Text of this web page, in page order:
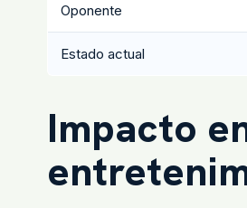
Oponente
Estado actual
Impacto